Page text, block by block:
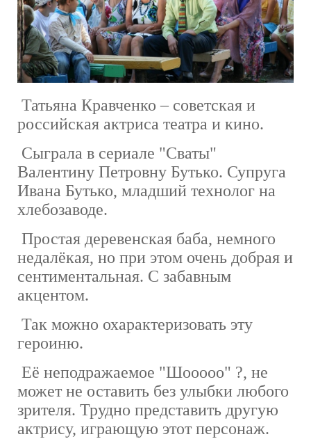
Татьяна Кравченко – советская и
российская актриса театра и кино.
Сыграла в сериале "Сваты"
Валентину Петровну Бутько. Супруга
Ивана Бутько, младший технолог на
хлебозаводе.
Простая деревенская баба, немного
недалёкая, но при этом очень добрая и
сентиментальная. С забавным
акцентом.
Так можно охарактеризовать эту
героиню.
Её неподражаемое "Шооооо" ?, не
может не оставить без улыбки любого
зрителя. Трудно представить другую
актрису, играющую этот персонаж.